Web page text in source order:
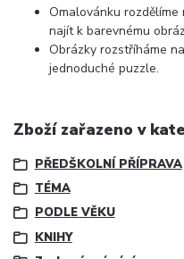
Omalovánku
najít k barevnému
Obrázky rozstříháme
jednoduché puzzle.
Zboží zařazeno v
PŘEDŠKOLNÍ PŘÍPRAVA
TÉMA
PODLE VĚKU
KNIHY